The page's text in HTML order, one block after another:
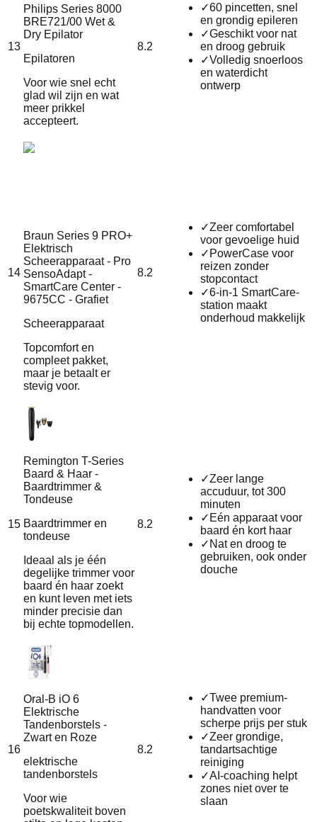
13
Philips Series 8000
BRE721/00 Wet &
Dry Epilator
Epilatoren
Voor wie snel echt
glad wil zijn en wat
meer prikkel
accepteert.
8.2
✓60 pincetten, snel
en grondig epileren
✓Geschikt voor nat
en droog gebruik
✓Volledig snoerloos
en waterdicht
ontwerp
14
Braun Series 9 PRO+
Elektrisch
Scheerapparaat - Pro
SensoAdapt -
SmartCare Center -
9675CC - Grafiet
Scheerapparaat
Topcomfort en
compleet pakket,
maar je betaalt er
stevig voor.
8.2
✓Zeer comfortabel
voor gevoelige huid
✓ PowerCase voor
reizen zonder
stopcontact
✓6‑in‑1 SmartCare-
station maakt
onderhoud makkelijk
15
Remington T-Series
Baard & Haar -
Baardtrimmer &
Tondeuse
Baardtrimmer en
tondeuse
Ideaal als je één
degelijke trimmer voor
baard én haar zoekt
en kunt leven met iets
minder precisie dan
bij echte topmodellen.
8.2
✓Zeer lange
accuduur, tot 300
minuten
✓ Eén apparaat voor
baard én kort haar
✓ Nat en droog te
gebruiken, ook onder
douche
16
Oral-B iO 6
Elektrische
Tandenborstels -
Zwart en Roze
elektrische
tandenborstels
Voor wie
poetskwaliteit boven
8.2
✓Twee premium-
handvatten voor
scherpe prijs per stuk
✓Zeer grondige,
tandartsachtige
reiniging
✓AI-coaching helpt
zones niet over te
slaan